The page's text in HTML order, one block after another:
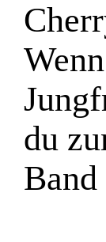
e
du
Band